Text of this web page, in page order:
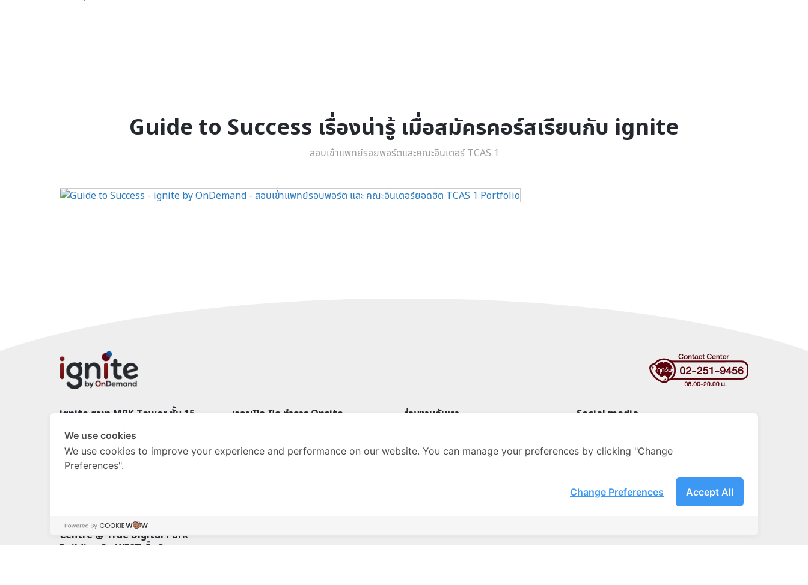
Guide to Success เรื่องน่ารู้ เมื่อสมัครคอร์สเรียนกับ ignite
สอบเข้าแพทย์รอยพอร์ตและคณะอินเตอร์ TCAS 1
ignite สาขา MBK Tower ชั้น 15
ติดต่อ091-576-1475
สาขา ignite A* MBK tower ชั้น 19
ติดต่อ 061-265-0047
ignite A* Bangna Learning
Centre @ True Digital Park
Building ตึก WEST ชั้น 3
เวลาเปิด-ปิด ทำการ Onsite
ร่วมงานกับเรา
Hiring for Teacher
Social media
fb.com/ignitebyondemand
We use cookies
We use cookies to improve your experience and performance on our website. You can manage your preferences by clicking "Change
Preferences".
Accept All
Change Preferences